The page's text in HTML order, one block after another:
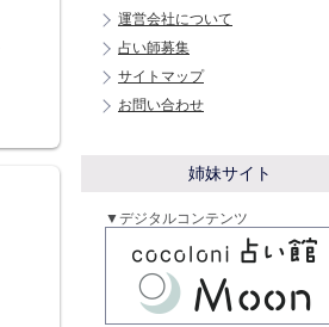
運営会社について
占い師募集
サイトマップ
お問い合わせ
姉妹サイト
▼デジタルコンテンツ